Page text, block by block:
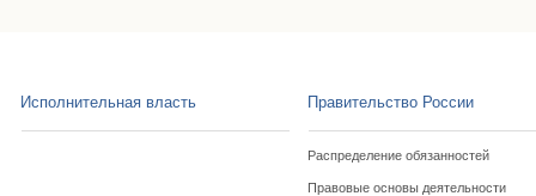
Исполнительная власть Правительство России
Распределение обязанностей
Правовые основы деятельности